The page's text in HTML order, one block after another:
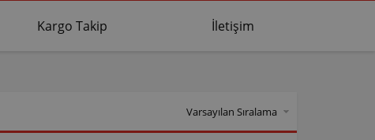
Kargo Takip İletişim